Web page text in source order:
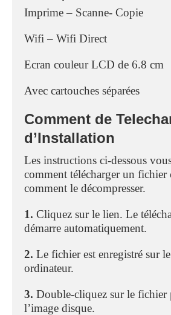
Imprime – Scanne- Copie
Wifi – Wifi Direct
Ecran couleur LCD de 6.8 cm
Avec cartouches séparées
Comment de
d’Installation
Les instructions ci-dessous
comment télécharger un fichier
comment le décompresser.
1. Cliquez sur le lien. Le
démarre automatiquement.
2. Le fichier est enregistré sur
ordinateur.
3. Double-cliquez sur le fichier
l’image disque.